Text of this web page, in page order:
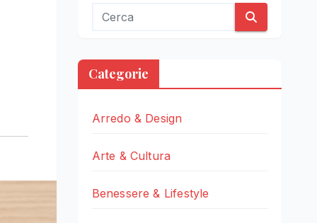
Categorie
Arredo & Design
Arte & Cultura
Benessere & Lifestyle